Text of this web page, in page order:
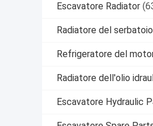
Escavatore Radiator
Radiatore del
Refrigeratore del
Radiatore dell'olio
Escavatore Hydraulic